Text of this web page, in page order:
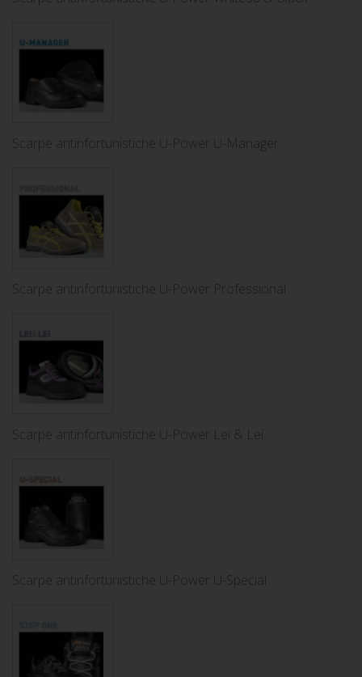
Scarpe antinfortunistiche U-Power U-Manager
Scarpe antinfortunistiche U-Power Professional
Scarpe antinfortunistiche U-Power Lei & Lei
Scarpe antinfortunistiche U-Power U-Special